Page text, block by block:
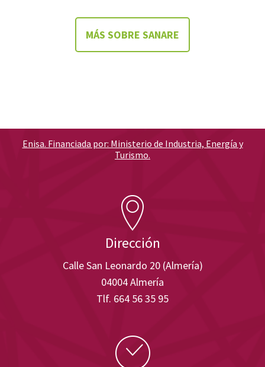
MÁS SOBRE SANARE
Dirección
Calle San Leonardo 20 (Almería)
04004 Almería
Tlf. 664 56 35 95
Enisa. Financiada por: Ministerio de Industria, Energía y
Turismo.